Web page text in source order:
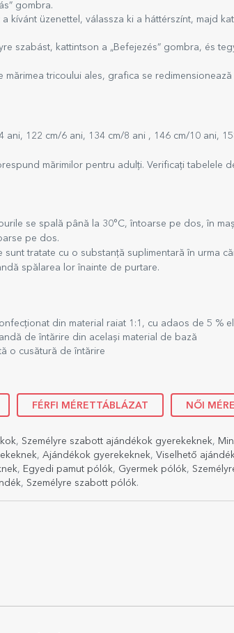
gombra.
a kívánt üzenettel, válassza ki a háttérszínt, majd
szabást, kattintson a „Befejezés” gombra, és
mărimea tricoului ales, grafica se redimensionează
ani, 122 cm/6 ani, 134 cm/8 ani , 146 cm/10 ani,
mărimilor pentru adulți. Verificați tabelele
se spală până la 30°C, întoarse pe dos, în
pe dos.
sunt tratate cu o substanță suplimentară în urma
spălarea lor înainte de purtare.
din material raiat 1:1, cu adaos de 5 %
de întărire din același material de bază
o cusătură de întărire
FÉRFI MÉRETTÁBLÁZAT NŐI
, Személyre szabott ajándékok gyerekeknek,
, Ajándékok gyerekeknek, Viselhető
, Egyedi pamut pólók, Gyermek pólók,
, Személyre szabott pólók.